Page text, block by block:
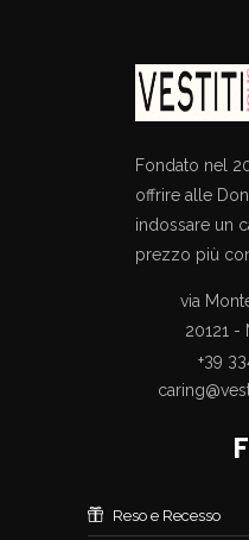
Fondato nel
offrire alle
indossare un
prezzo più
via
20121 -
+39
Reso e Recesso